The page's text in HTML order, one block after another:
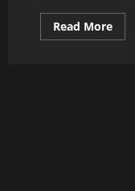
Read MoreRead
more